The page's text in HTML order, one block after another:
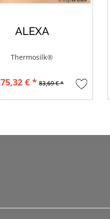
ALEXA
Thermosilk®
75,32 € * 83,69 € *